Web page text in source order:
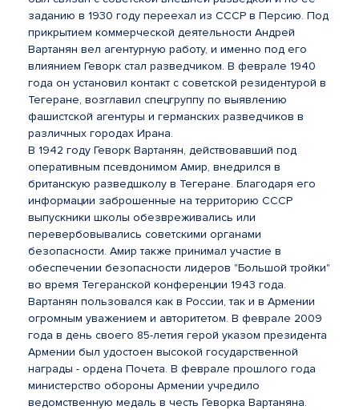
заданию в 1930 году переехал из СССР в Персию. Под
прикрытием коммерческой деятельности Андрей
Вартанян вел агентурную работу, и именно под его
влиянием Геворк стал разведчиком. В феврале 1940
года он установил контакт с советской резидентурой в
Тегеране, возглавил спецгруппу по выявлению
фашистской агентуры и германских разведчиков в
различных городах Ирана.
В 1942 году Геворк Вартанян, действовавший под
оперативным псевдонимом Амир, внедрился в
британскую разведшколу в Тегеране. Благодаря его
информации заброшенные на территорию СССР
выпускники школы обезвреживались или
перевербовывались советскими органами
безопасности. Амир также принимал участие в
обеспечении безопасности лидеров "Большой тройки"
во время Тегеранской конференции 1943 года.
Вартанян пользовался как в России, так и в Армении
огромным уважением и авторитетом. В феврале 2009
года в день своего 85-летия герой указом президента
Армении был удостоен высокой государственной
награды - ордена Почета. В феврале прошлого года
министерство обороны Армении учредило
ведомственную медаль в честь Геворка Вартаняна.